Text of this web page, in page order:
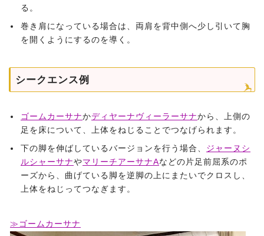
る。
巻き肩になっている場合は、両肩を背中側へ少し引いて胸
を開くようにするのを導く。
シークエンス例
ゴームカーサナかディヤーナヴィーラーサナから、上側の
足を床について、上体をねじることでつなげられます。
下の脚を伸ばしているバージョンを行う場合、 ジャーヌシ
ルシャーサナやマリーチアーサナAなどの片足前屈系のポ
ーズから、曲げている脚を逆脚の上にまたいでクロスし、
上体をねじってつなぎます。
≫ゴームカーサナ